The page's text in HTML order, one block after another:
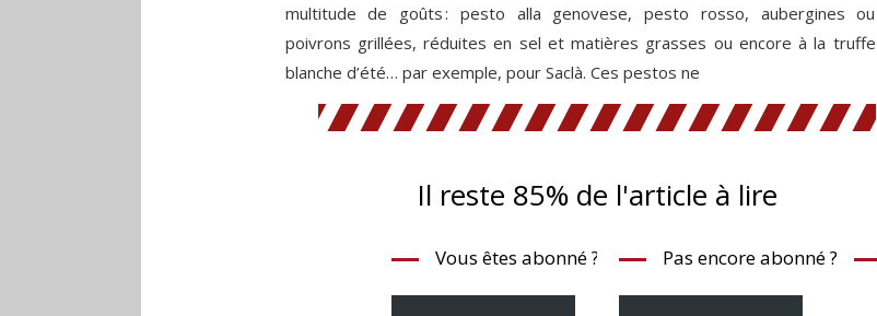
multitude de goûts : pesto alla genovese, pesto rosso, aubergines ou
poivrons grillées, réduites en sel et matières grasses ou encore à la truffe
blanche d’été… par exemple, pour Saclà. Ces pestos ne
Il reste 85% de l'article à lire
Vous êtes abonné ? Pas encore abonné ?